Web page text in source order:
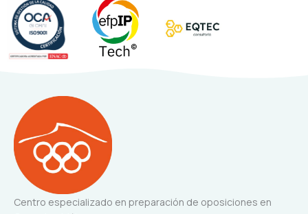
Centro especializado en preparación de oposiciones en